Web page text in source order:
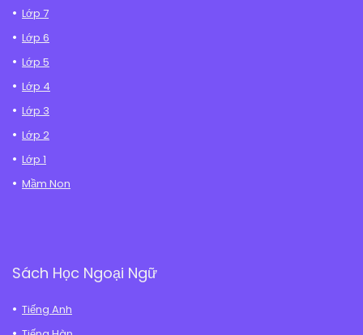
Lớp 7
Lớp 6
Lớp 5
Lớp 4
Lớp 3
Lớp 2
Lớp 1
Mầm Non
Sách Học Ngoại Ngữ
Tiếng Anh